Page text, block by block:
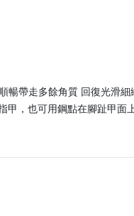
暢帶走多餘角質 回復光滑
，也可用鋼點在腳趾甲面